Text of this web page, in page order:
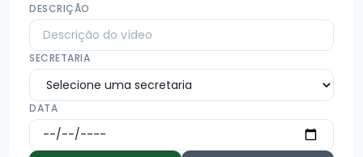
DESCRIÇÃO
SECRETARIA
DATA